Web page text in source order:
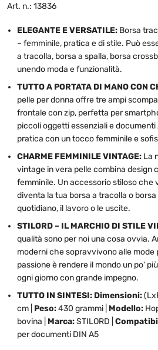
Art. n.: 13836
ELEGANTE E VERSATILE: Borsa
– femminile, pratica e di stile. Può
a tracolla, borsa a spalla, borsa
unendo moda e funzionalità.
TUTTO A PORTATA DI MANO CON
pelle per donna offre tre ampi
frontale con zip, perfetta per
piccoli oggetti essenziali e documenti
pratica con un tocco femminile e
CHARME FEMMINILE VINTAGE: La
vintage in vera pelle combina design
femminile. Un accessorio stiloso che
diventa la tua borsa a tracolla o
quotidiano, il lavoro o le uscite.
STILORD – IL MARCHIO DI STILE
qualità sono per noi una cosa ovvia.
moderni che sopravvivono alle mode
passione è rendere il mondo un po'
ogni giorno con grande impegno.
TUTTO IN SINTESI: Dimensioni:
cm | Peso:430 grammi | Modello:
bovina | Marca:STILORD |
per documenti DIN A5